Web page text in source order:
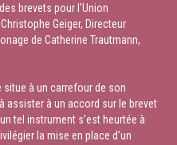
brevets pour l'Union
Geiger, Directeur
de Catherine Trautmann,
situe à un carrefour de son
assister à un accord sur le brevet
tel instrument s’est heurtée à
la mise en place d’un